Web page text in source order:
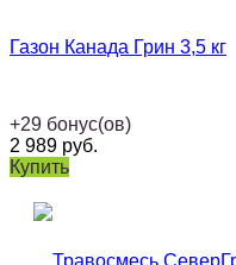
Газон Канада Грин 3,5 кг
+29 бонус(ов)
2 989 руб.
Купить